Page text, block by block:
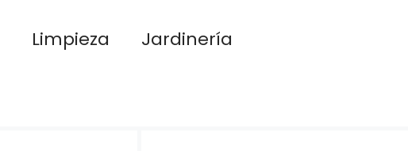
Limpieza
Jardinería